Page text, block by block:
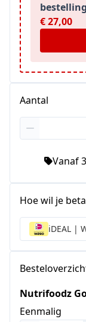
€ 27,00
Aantal
Vanaf
Hoe wil je
iDEAL |
Nutrifoodz
Eenmalig